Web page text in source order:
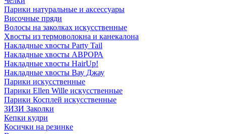
Парики натуральные и аксессуары
Височные пряди
Волосы на заколках искусственные
Хвосты из термоволокна и канекалона
Накладные хвосты Party Tail
Накладные хвосты АВРОРА
Накладные хвосты HairUp!
Накладные хвосты Вау Джау
Парики искусственные
Парики Ellen Wille искусственные
Парики Косплей искусственные
ЗИЗИ Заколки
Кепки кудри
Косички на резинке